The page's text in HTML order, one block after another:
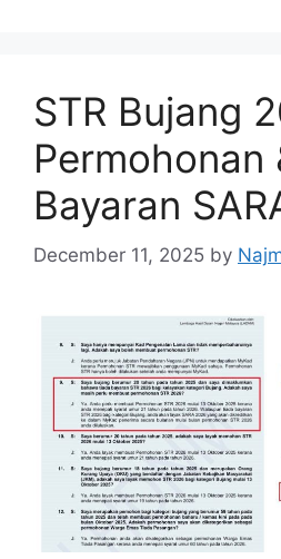
STR Bujang
Permohonan
Bayaran
December 11, 2025 by